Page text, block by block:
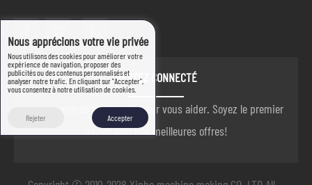
RESTEZ CONNECTÉ
nous sommes toujours là pour vous aider. Soyez le premier
à connaître nos meilleures offres!
Nous apprécions votre vie privée
Nous utilisons des cookies pour améliorer votre
expérience de navigation, proposer des
publicités ou des contenus personnalisés et
analyser notre trafic. En cliquant sur "Accepter",
vous consentez à notre utilisation de cookies.
Rejeter Accepter